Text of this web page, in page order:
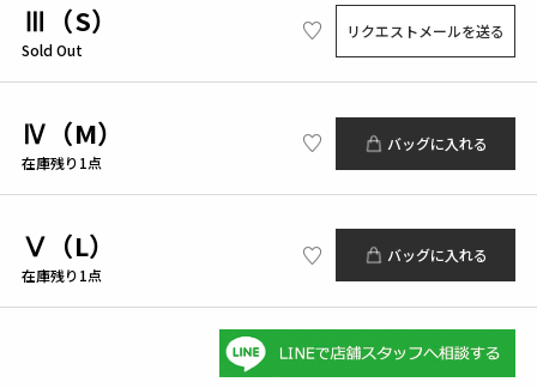
Ⅲ（S）
Sold Out
リクエストメールを送る
Ⅳ（M）
在庫残り1点
バッグに入れる
Ⅴ（L）
在庫残り1点
バッグに入れる